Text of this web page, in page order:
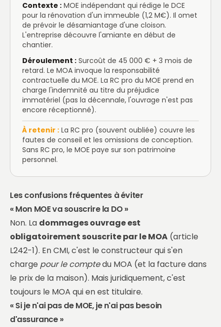
Contexte : MOE indépendant qui rédige le DCE
pour la rénovation d'un immeuble (1,2 M€). Il omet
de prévoir le désamiantage d'une cloison.
L'entreprise découvre l'amiante en début de
chantier.
Déroulement : Surcoût de 45 000 € + 3 mois de
retard. Le MOA invoque la responsabilité
contractuelle du MOE. La RC pro du MOE prend en
charge l'indemnité au titre du préjudice
immatériel (pas la décennale, l'ouvrage n'est pas
encore réceptionné).
À retenir : La RC pro (souvent oubliée) couvre les
fautes de conseil et les omissions de conception.
Sans RC pro, le MOE paye sur son patrimoine
personnel.
Les confusions fréquentes à éviter
« Mon MOE va souscrire la DO »
Non. La dommages ouvrage est
obligatoirement souscrite par le MOA (article
L242-1). En CMI, c'est le constructeur qui s'en
charge pour le comptedu MOA (et la facture dans
le prix de la maison). Mais juridiquement, c'est
toujours le MOA qui en est titulaire.
« Si je n'ai pas de MOE, je n'ai pas besoin
d'assurance »